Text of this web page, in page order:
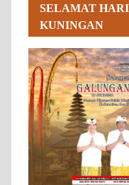
SELAMAT
KUNINGAN